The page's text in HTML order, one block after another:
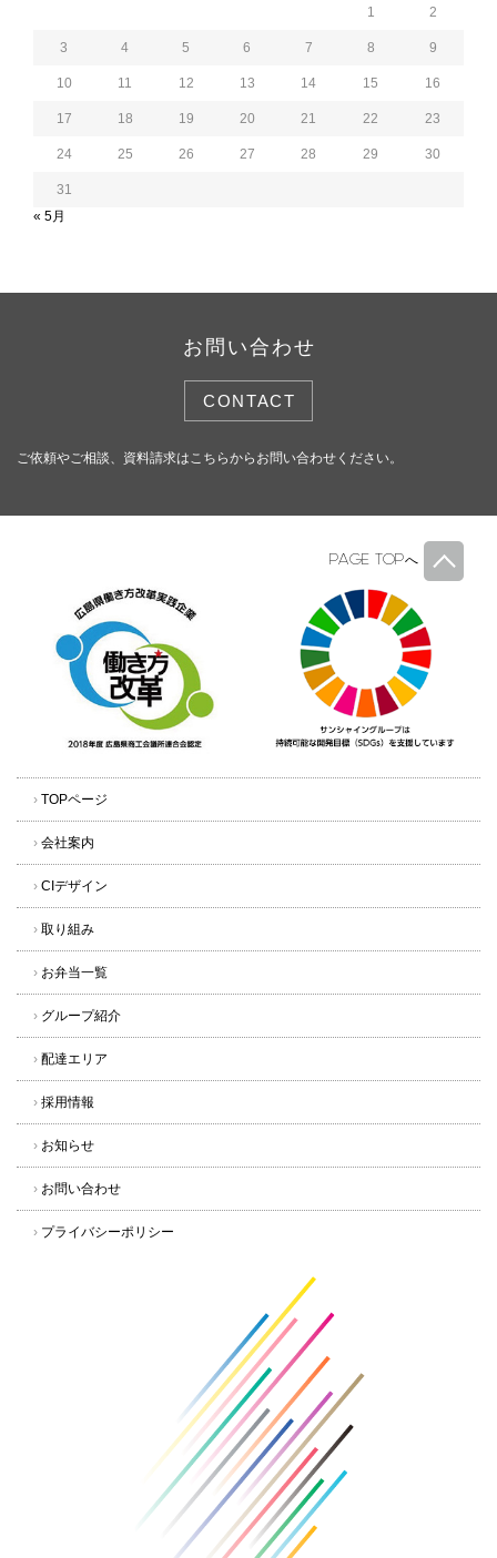
1
2
3 4 5 6 7 8 9
10 11 12 13 14 15 16
17 18 19 20 21 22 23
24 25 26 27 28 29 30
31
« 5月
お問い合わせ
CONTACT
ご依頼やご相談、資料請求はこちらからお問い合わせください。
PAGE TOPへ
› TOPページ
› 会社案内
› CIデザイン
› 取り組み
› お弁当一覧
› グループ紹介
› 配達エリア
› 採用情報
› お知らせ
› お問い合わせ
› プライバシーポリシー